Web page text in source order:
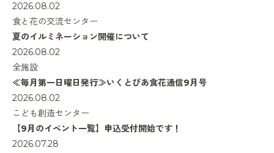
2026.08.02
食と花の交流センター
夏のイルミネーション開催について
2026.08.02
全施設
≪毎月第一日曜日発行≫いくとぴあ食花通信9月号
2026.08.02
こども創造センター
【9月のイベント一覧】申込受付開始です！
2026.07.28